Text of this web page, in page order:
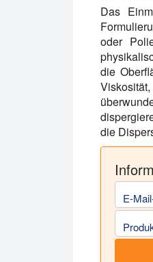
Das
oder
die
die
E-